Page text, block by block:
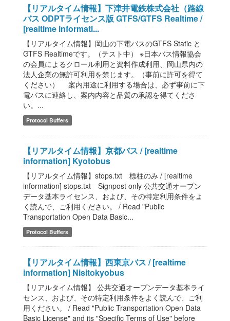
【リアルタイム情報】下津井電鉄株式会社（路線
バス ODPTライセンス版 GTFS/GTFS Realtime /
[realtime informati...
【リアルタイム情報】岡山の下電バスのGTFS Static と
GTFS Realtimeです。（テスト中） ※日本バス情報協会
の会員によるクロール利用と資料作成利用、岡山県内の
法人企業の無許可利用を禁じます。（事前に許可を得て
ください） 案内用途に利用する場合は、必ず事前に下
電バスに連絡し、案内内容と品質の承認を得てくださ
い。...
Protocol Buffers
【リアルタイム情報】京都バス / [realtime
information] Kyotobus
【リアルタイム情報】stops.txt 標柱のみ / [realtime
information] stops.txt Signpost only 公共交通オープン
データ基本ライセンス、および、その特定利用条件をよ
く読んで、ご利用ください。 / Read "Public
Transportation Open Data Basic...
Protocol Buffers
【リアルタイム情報】西東京バス / [realtime
information] Nisitokyobus
【リアルタイム情報】 公共交通オープンデータ基本ライ
センス、および、その特定利用条件をよく読んで、ご利
用ください。 / Read "Public Transportation Open Data
Basic License" and its "Specific Terms of Use" before